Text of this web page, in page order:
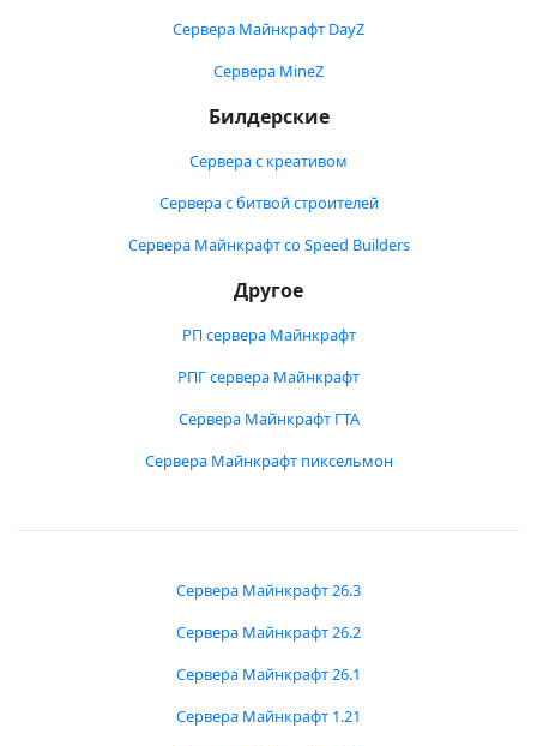
Сервера Майнкрафт DayZ
Сервера MineZ
Билдерские
Сервера с креативом
Сервера с битвой строителей
Сервера Майнкрафт со Speed Builders
Другое
РП сервера Майнкрафт
РПГ сервера Майнкрафт
Сервера Майнкрафт ГТА
Сервера Майнкрафт пиксельмон
Сервера Майнкрафт 26.3
Сервера Майнкрафт 26.2
Сервера Майнкрафт 26.1
Сервера Майнкрафт 1.21